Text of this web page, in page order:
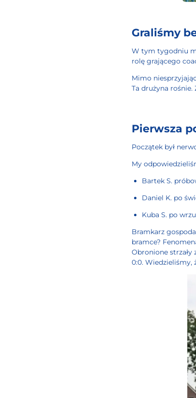
Graliśmy
W tym tygodniu
rolę grającego
Mimo
Ta drużyna
Pierwsza
Początek był
My
Bartek S.
Daniel K. po
Kuba S. po
Bramkarz
bramce?
Obronione strzały
0:0. Wiedzieliśmy,